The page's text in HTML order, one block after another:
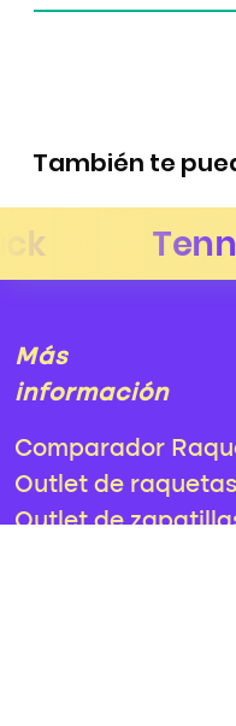
También te
Más
información
Comparador
Outlet de
Outlet de